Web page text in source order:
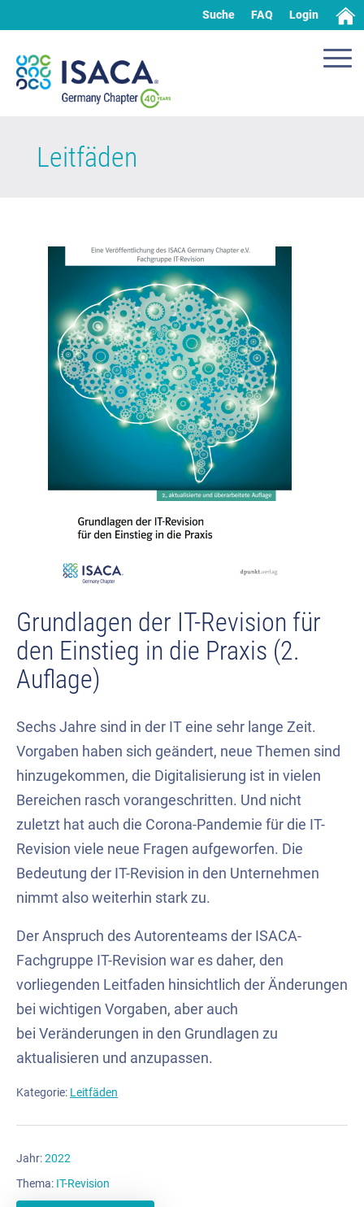
Suche FAQ Login
Leitfäden
Grundlagen der IT-Revision für
den Einstieg in die Praxis (2.
Auflage)
Sechs Jahre sind in der IT eine sehr lange Zeit.
Vorgaben haben sich geändert, neue Themen sind
hinzugekommen, die Digitalisierung ist in vielen
Bereichen rasch vorangeschritten. Und nicht
zuletzt hat auch die Corona-Pandemie für die IT-
Revision viele neue Fragen aufgeworfen. Die
Bedeutung der IT-Revision in den Unternehmen
nimmt also weiterhin stark zu.
Der Anspruch des Autorenteams der ISACA-
Fachgruppe IT-Revision war es daher, den
vorliegenden Leitfaden hinsichtlich der Änderungen
bei wichtigen Vorgaben, aber auch
bei Veränderungen in den Grundlagen zu
aktualisieren und anzupassen.
Kategorie: Leitfäden
Jahr:2022
Thema: IT-Revision